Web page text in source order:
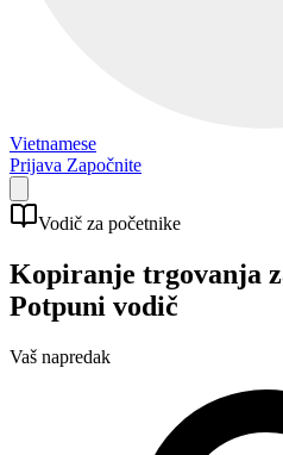
Vietnamese
Prijava Započnite
Vodič za početnike
Kopiranje trgovanja
Potpuni vodič
Vaš napredak